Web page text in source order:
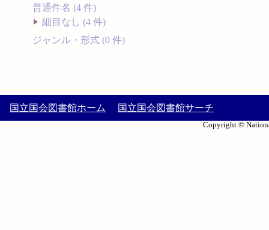
普通件名 (4 件)
細目なし (4 件)
ジャンル・形式 (0 件)
国立国会図書館ホーム 国立国会図書館サーチ
Copyright ©